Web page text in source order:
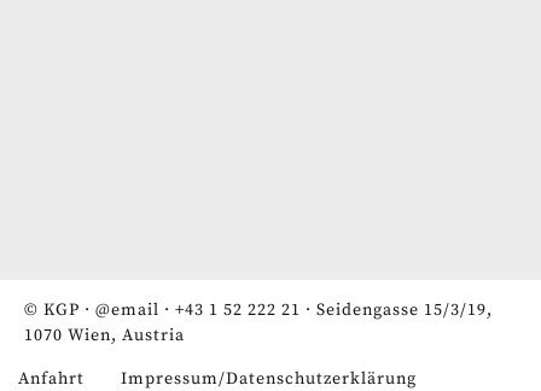
© KGP · @email · +43 1 52 222 21 · Seidengasse 15/3/19,
1070 Wien, Austria
Anfahrt Impressum/Datenschutzerklärung